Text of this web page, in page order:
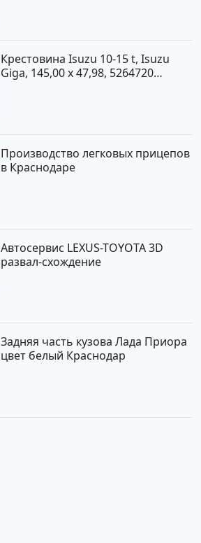
Крестовина Isuzu 10-15 t, Isuzu
Giga, 145,00 x 47,98, 5264720
Производство легковых прицепов
в Краснодаре
Автосервис LEXUS-TOYOTA 3D
развал-схождение
Задняя часть кузова Лада Приора
цвет белый Краснодар